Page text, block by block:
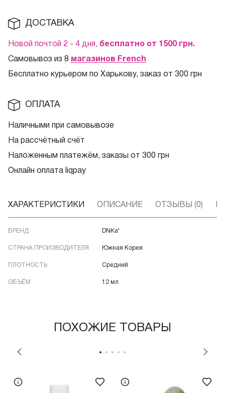
ДОСТАВКА
Новой почтой 2 - 4 дня, бесплатно от 1500 грн.
Самовывоз из 8 магазинов French
Бесплатно курьером по Харькову, заказ от 300 грн
ОПЛАТА
Наличными при самовывозе
На рассчётный счёт
Наложенным платежём, заказы от 300 грн
Онлайн оплата liqpay
ХАРАКТЕРИСТИКИ ОПИСАНИЕ ОТЗЫВЫ (0)
БРЕНД DNKa'
СТРАНА ПРОИЗВОДИТЕЛЯ Южная Корея
ПЛОТНОСТЬ Средний
ОБЪЁМ 12 мл
ПОХОЖИЕ ТОВАРЫ